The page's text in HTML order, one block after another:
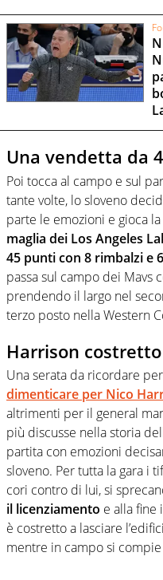
Una vendetta da
Poi tocca al campo e sul
tante volte, lo sloveno
parte le emozioni e gioca
maglia dei Los Angeles
45 punti con 8 rimbalzi e
passa sul campo dei Mavs
prendendo il largo nel
terzo posto nella Western
Harrison
Una serata da ricordare
dimenticare per Nico
altrimenti per il general
più discusse nella storia
partita con emozioni
sloveno. Per tutta la gara i
cori contro di lui, si
il licenziamento e alla fine
è costretto a lasciare
mentre in campo si